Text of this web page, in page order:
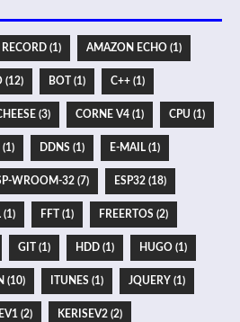
(1) AMAZON ECHO (1)
(12) BOT (1) C++ (1)
(3) CORNE V4 (1) CPU (1)
DDNS (1) E-MAIL (1)
WROOM-32 (7) ESP32 (18)
(1) FFT (1) FREERTOS (2)
GIT (1) HDD (1) HUGO (1)
(10) ITUNES (1) JQUERY (1)
(2) KERISEV2 (2)